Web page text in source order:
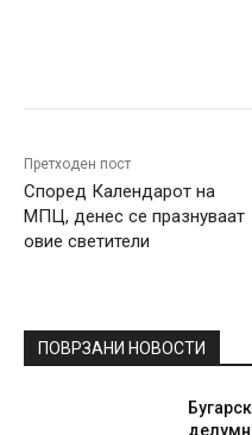
Претходен пост
Според Календарот на
МПЦ, денес се празнуваат
овие светители
ПОВРЗАНИ НОВОСТИ